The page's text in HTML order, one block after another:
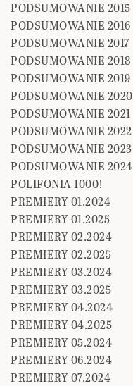
PODSUMOWANIE 2015
PODSUMOWANIE 2016
PODSUMOWANIE 2017
PODSUMOWANIE 2018
PODSUMOWANIE 2019
PODSUMOWANIE 2020
PODSUMOWANIE 2021
PODSUMOWANIE 2022
PODSUMOWANIE 2023
PODSUMOWANIE 2024
POLIFONIA 1000!
PREMIERY 01.2024
PREMIERY 01.2025
PREMIERY 02.2024
PREMIERY 02.2025
PREMIERY 03.2024
PREMIERY 03.2025
PREMIERY 04.2024
PREMIERY 04.2025
PREMIERY 05.2024
PREMIERY 06.2024
PREMIERY 07.2024